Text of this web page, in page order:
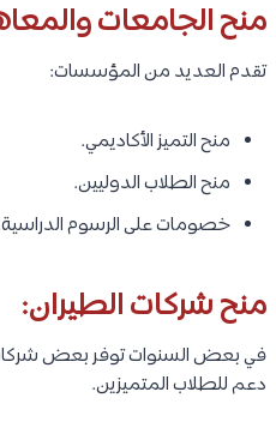
منح الجامعات
تقدم العديد من المؤسسات:
منح التميز الأكاديمي.
منح الطلاب الدوليين.
خصومات على الرسوم
منح شركات الطيران:
في بعض السنوات توفر بعض شركات
دعم للطلاب المتميزين.